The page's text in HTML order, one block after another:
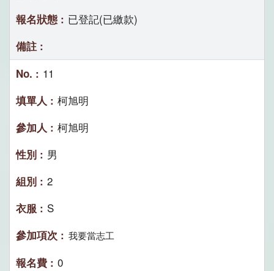
已登記(已繳款)
11
柯旭明
柯旭明
男
2
S
我要當志工
0